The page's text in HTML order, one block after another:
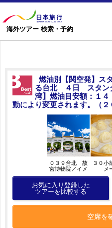
海外ツアー 検索・予約
燃油別【関空発】ス
る台北 ４日 スタン
湾】燃油目安額：１
動により変更されます。（２
０３９台北 故
宮博物院／イメ
３０小
メ
お気に入り登録した
ツアーを比較する
空席を